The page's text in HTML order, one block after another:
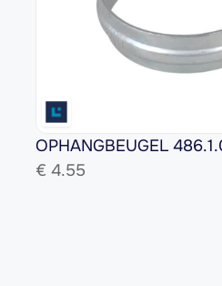
OPHANGBEUGEL
€ 4.55